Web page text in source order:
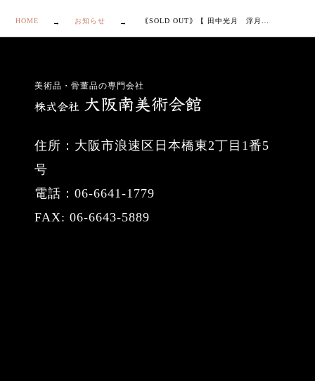
HOME お知らせ
美術品・骨董品の専門会社
住所：大阪市浪速区日本橋東2丁目1番5
号
電話：06-6641-1779
FAX: 06-6643-5889